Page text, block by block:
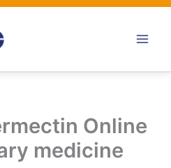
Online
medicine